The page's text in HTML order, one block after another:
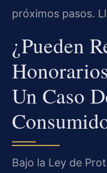
próximos pasos.
¿Pueden
Un Caso
Bajo la Ley de